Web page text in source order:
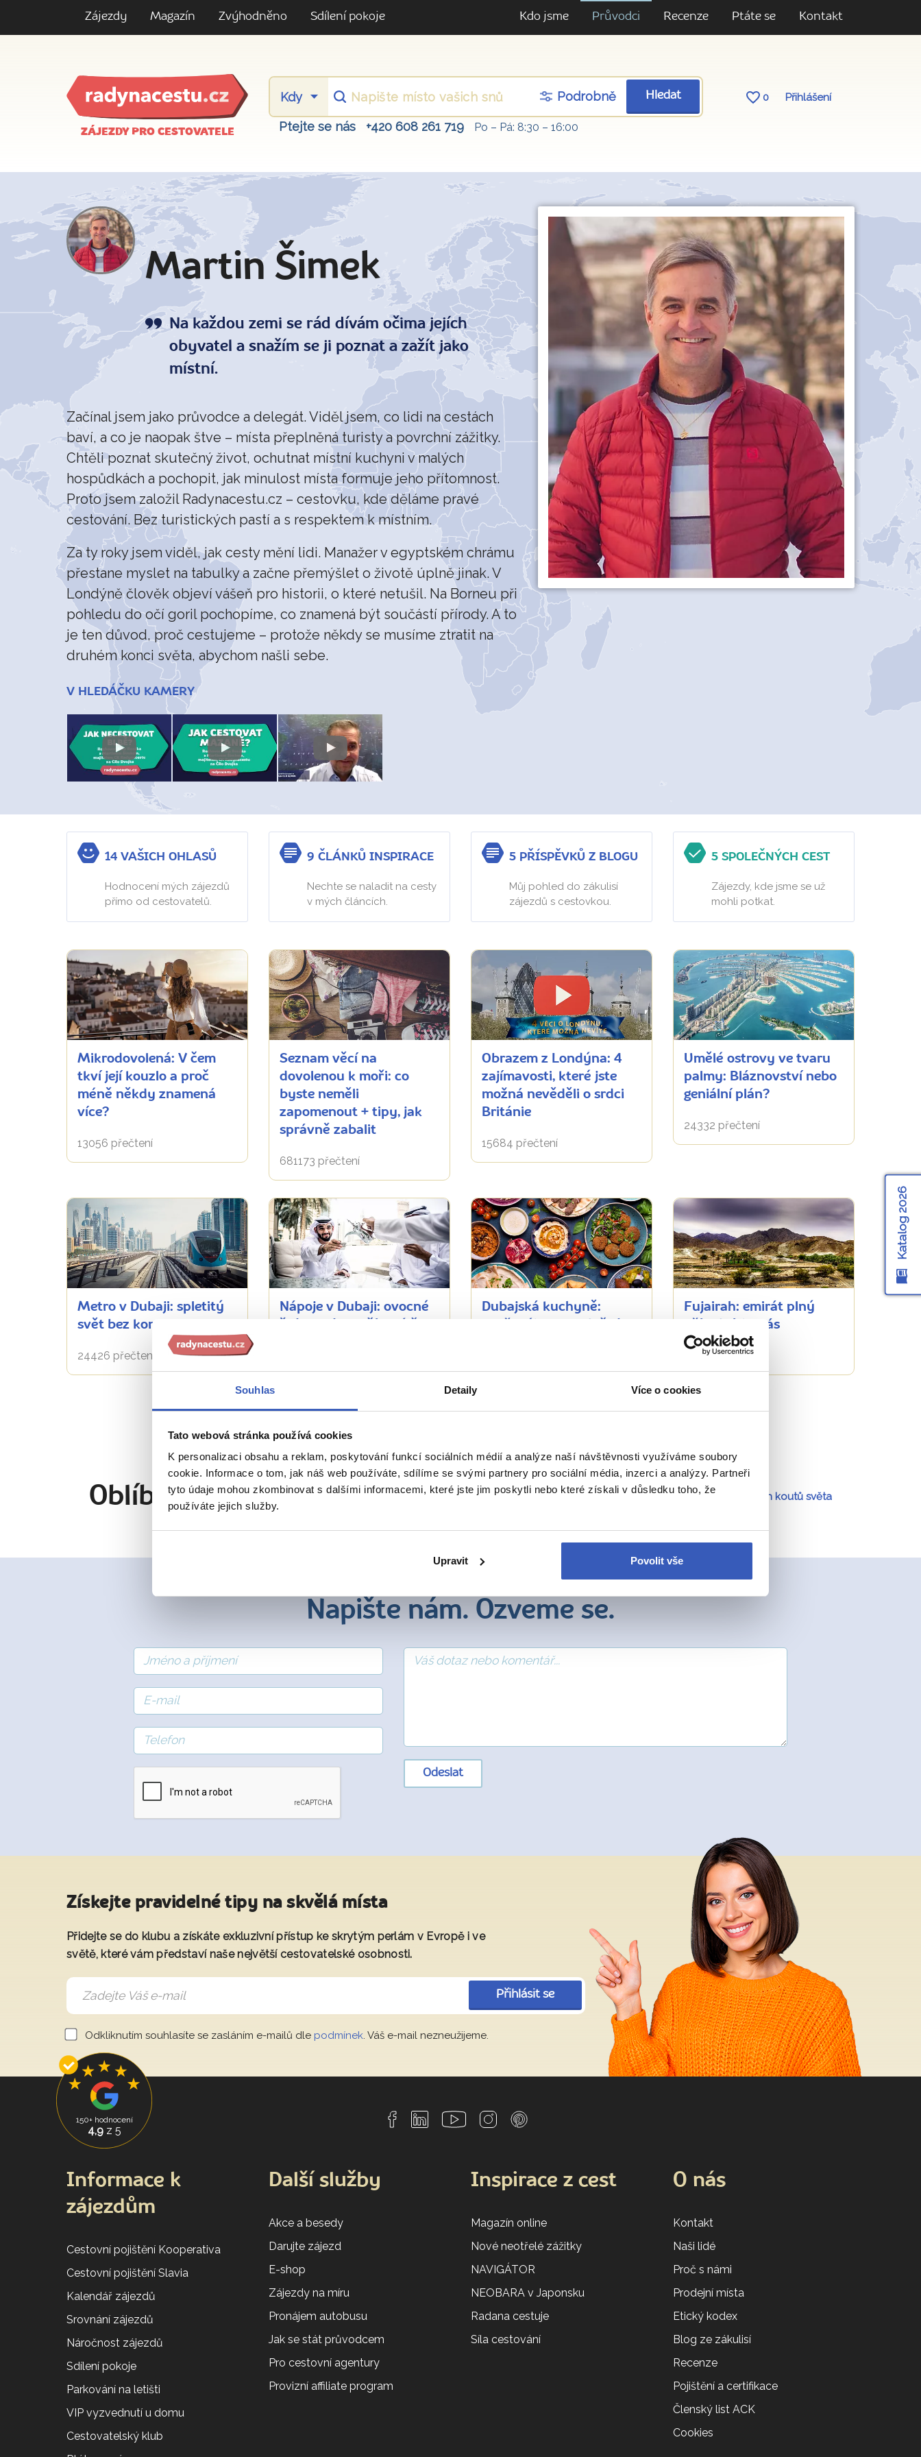
Souhlas Detaily Více o cookies
Tato webová stránka používá cookies
K personalizaci obsahu a reklam, poskytování funkcí sociálních médií a analýze naší návštěvnosti využíváme soubory
cookie. Informace o tom, jak náš web používáte, sdílíme se svými partnery pro sociální média, inzerci a analýzy. Partneři
tyto údaje mohou zkombinovat s dalšími informacemi, které jste jim poskytli nebo které získali v důsledku toho, že
používáte jejich služby.
Upravit Povolit vše
Zájezdy Magazín Zvýhodněno Sdílení pokoje Kdo jsme Průvodci Recenze Ptáte se Kontakt
ZÁJEZDY PRO CESTOVATELE
Podrobně Hledat 0 Přihlášení
Ptejte se nás +420 608 261 719 Po – Pá: 8:30 – 16:00
Martin Šimek
Na každou zemi se rád dívám očima jejích
obyvatel a snažím se ji poznat a zažít jako
místní.
Začínal jsem jako průvodce a delegát. Viděl jsem, co lidi na cestách
baví, a co je naopak štve – místa přeplněná turisty a povrchní zážitky.
Chtěli poznat skutečný život, ochutnat místní kuchyni v malých
hospůdkách a pochopit, jak minulost místa formuje jeho přítomnost.
Proto jsem založil Radynacestu.cz – cestovku, kde děláme pravé
cestování. Bez turistických pastí a s respektem k místním.
Za ty roky jsem viděl, jak cesty mění lidi. Manažer v egyptském chrámu
přestane myslet na tabulky a začne přemýšlet o životě úplně jinak. V
Londýně člověk objeví vášeň pro historii, o které netušil. Na Borneu při
pohledu do očí goril pochopíme, co znamená být součástí přírody. A to
je ten důvod, proč cestujeme – protože někdy se musíme ztratit na
druhém konci světa, abychom našli sebe.
V HLEDÁČKU KAMERY
14 VAŠICH OHLASŮ
Hodnocení mých zájezdů
přímo od cestovatelů.
9 ČLÁNKŮ INSPIRACE
Nechte se naladit na cesty
v mých článcích.
5 PŘÍSPĚVKŮ Z BLOGU
Můj pohled do zákulisí
zájezdů s cestovkou.
5 SPOLEČNÝCH CEST
Zájezdy, kde jsme se už
mohli potkat.
Mikrodovolená: V čem
tkví její kouzlo a proč
méně někdy znamená
více?
13056 přečtení
Seznam věcí na
dovolenou k moři: co
byste neměli
zapomenout + tipy, jak
správně zabalit
681173 přečtení
Obrazem z Londýna: 4
zajímavosti, které jste
možná nevěděli o srdci
Británie
15684 přečtení
Umělé ostrovy ve tvaru
palmy: Bláznovství nebo
geniální plán?
24332 přečtení
Metro v Dubaji: spletitý
svět bez konkurence
24426 přečtení
Nápoje v Dubaji: ovocné
Dubajská kuchyně:
13618 přečtení
Fujairah: emirát plný
přírodních krás
16716 přečtení
Oblíbené cíle Anglie Belgie Francie Irsko Itálie Portugalsko a 54 dalších koutů světa
Napište nám. Ozveme se.
Odeslat
Získejte pravidelné tipy na skvělá místa
Přidejte se do klubu a získáte exkluzivní přístup ke skrytým perlám v Evropě i ve
světě, které vám představí naše největší cestovatelské osobnosti.
Přihlásit se
Odkliknutím souhlasíte se zasláním e-mailů dle podmínek. Váš e-mail nezneužijeme.
Katalog 2026
150+ hodnocení
4,9z 5
Informace k
zájezdům
Cestovní pojištění Kooperativa
Cestovní pojištění Slavia
Kalendář zájezdů
Srovnání zájezdů
Náročnost zájezdů
Sdílení pokoje
Parkování na letišti
VIP vyzvednutí u domu
Cestovatelský klub
Další služby
Akce a besedy
Darujte zájezd
E-shop
Zájezdy na míru
Pronájem autobusu
Jak se stát průvodcem
Pro cestovní agentury
Provizní affiliate program
Inspirace z cest
Magazín online
Nové neotřelé zážitky
NAVIGÁTOR
NEOBARA v Japonsku
Radana cestuje
Síla cestování
O nás
Kontakt
Naši lidé
Proč s námi
Prodejní místa
Etický kodex
Blog ze zákulisí
Recenze
Pojištění a certifikace
Členský list ACK
Cookies